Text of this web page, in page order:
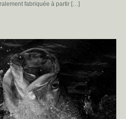
fabriquée à partir […]